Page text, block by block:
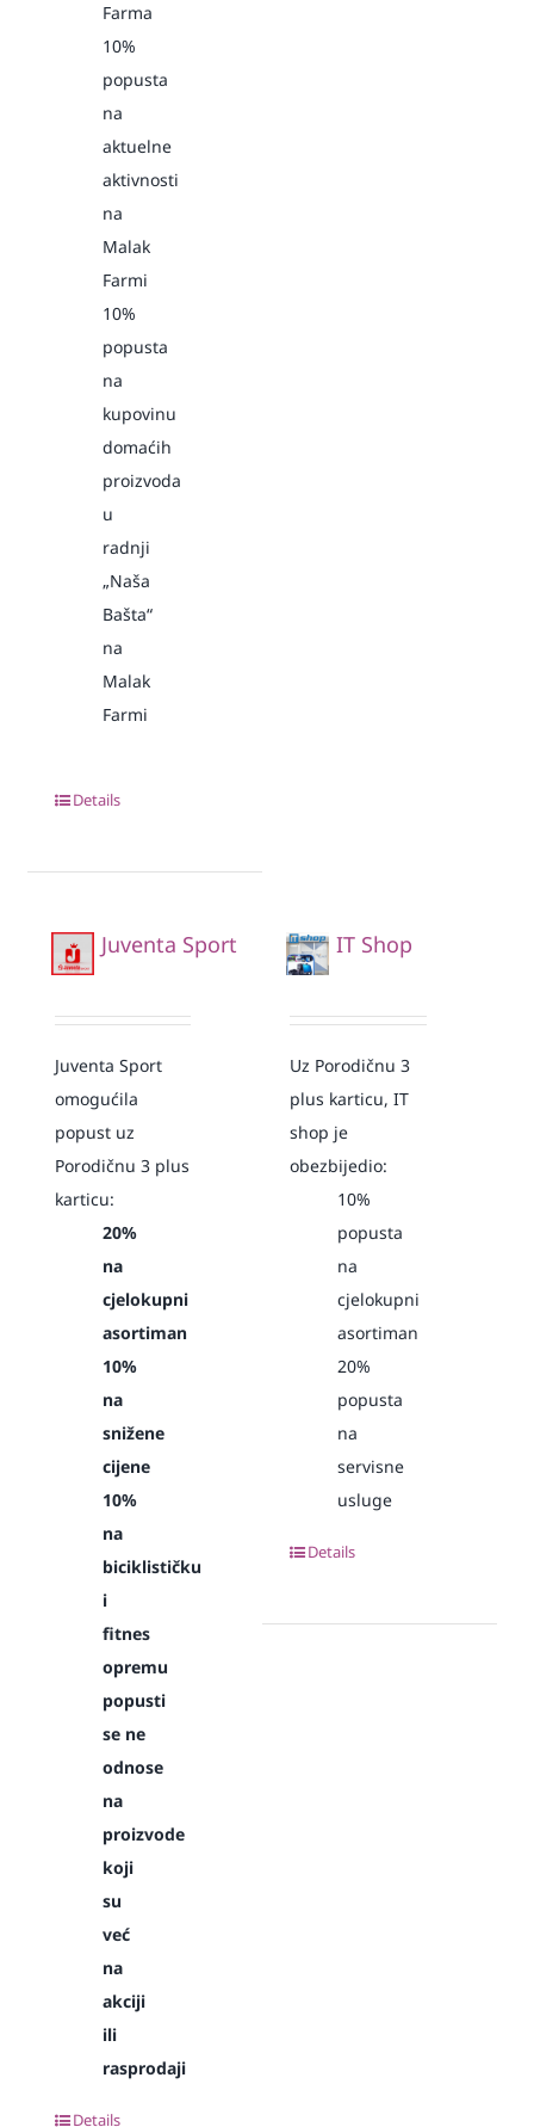
Farma
10%
popusta
na
aktuelne
aktivnosti
na
Malak
Farmi
10%
popusta
na
kupovinu
domaćih
proizvoda
u
radnji
„Naša
Bašta“
na
Malak
Farmi
Details
Juventa Sport
Juventa Sport
omogućila
popust uz
Porodičnu 3 plus
karticu:
20%
na
cjelokupni
asortiman
10%
na
snižene
cijene
10%
na
biciklističku
i
fitnes
opremu
popusti
se ne
odnose
na
proizvode
koji
su
već
na
akciji
ili
rasprodaji
Details
IT Shop
Uz Porodičnu 3
plus karticu, IT
shop je
obezbijedio:
10%
popusta
na
cjelokupni
asortiman
20%
popusta
na
servisne
usluge
Details